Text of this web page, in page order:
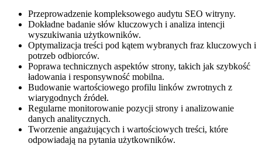
Przeprowadzenie kompleksowego audytu SEO witryny.
Dokładne badanie słów kluczowych i analiza intencji
wyszukiwania użytkowników.
Optymalizacja treści pod kątem wybranych fraz kluczowych i
potrzeb odbiorców.
Poprawa technicznych aspektów strony, takich jak szybkość
ładowania i responsywność mobilna.
Budowanie wartościowego profilu linków zwrotnych z
wiarygodnych źródeł.
Regularne monitorowanie pozycji strony i analizowanie
danych analitycznych.
Tworzenie angażujących i wartościowych treści, które
odpowiadają na pytania użytkowników.